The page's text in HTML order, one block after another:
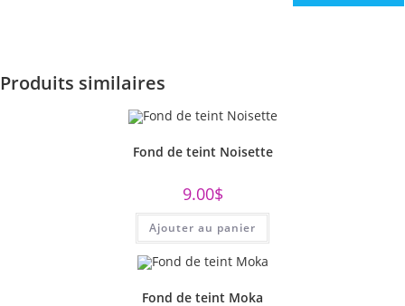
Produits similaires
Fond de teint Noisette
9.00$
Ajouter au panier
Fond de teint Moka